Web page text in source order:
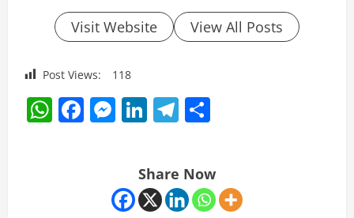
Visit Website View All Posts
Post Views: 118
WhatsApp
Facebook
Messenger
LinkedIn
Telegram
Share Now